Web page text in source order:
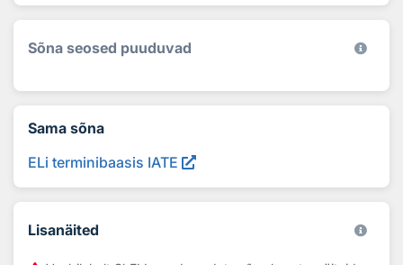
Sõna seosed puuduvad
Sama sõna
ELi terminibaasis IATE
Lisanäited